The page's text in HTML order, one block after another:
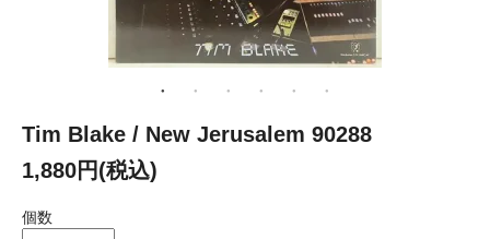
Tim Blake / New Jerusalem 90288
1,880円(税込)
個数